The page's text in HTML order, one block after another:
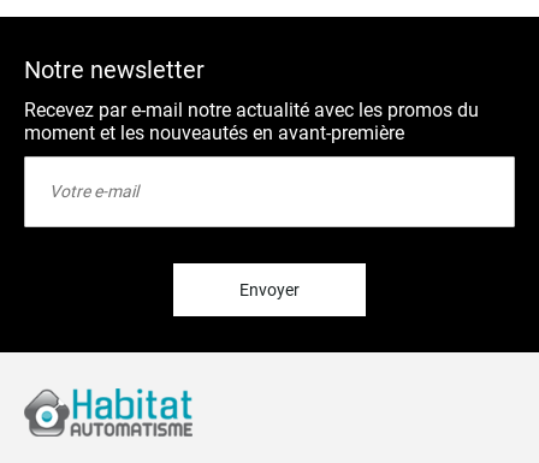
Notre newsletter
Recevez par e-mail notre actualité avec les promos du
moment et les nouveautés en avant-première
Envoyer